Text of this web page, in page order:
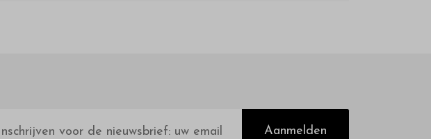
Aanmelden